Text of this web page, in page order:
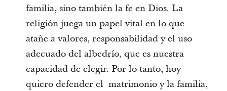
familia, sino también la fe en Dios. La
religión juega un papel vital en lo que
atañe a valores, responsabilidad y el uso
adecuado del albedrío, que es nuestra
capacidad de elegir. Por lo tanto, hoy
quiero defender el matrimonio y la familia,